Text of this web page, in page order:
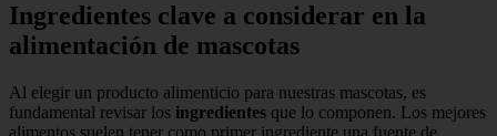
Ingredientes clave a considerar en la
alimentación de mascotas
Al elegir un producto alimenticio para nuestras mascotas, es
fundamental revisar los ingredientes que lo componen. Los mejores